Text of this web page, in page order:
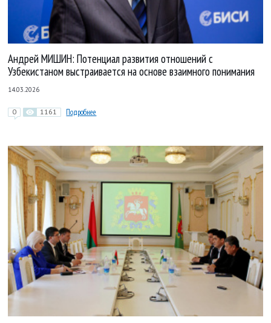
Андрей МИШИН: Потенциал развития отношений с
Узбекистаном выстраивается на основе взаимного понимания
14.03.2026
0 1161 Подробнее